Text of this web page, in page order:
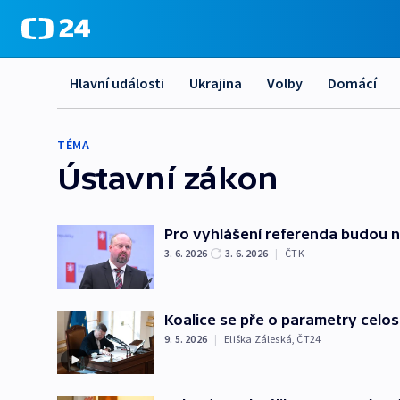
Hlavní události Ukrajina Volby Domácí
TÉMA
Ústavní zákon
Pro vyhlášení referenda budou
3. 6. 2026 3. 6. 2026 | ČTK
Koalice se pře o parametry
9. 5. 2026 | Eliška Záleská ČT24